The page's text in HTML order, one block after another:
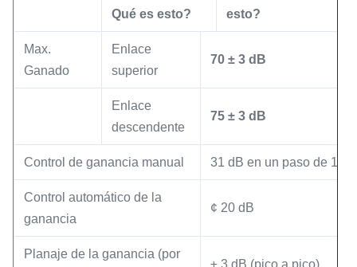
Qué es esto?
esto?
Max.
Ganado
Enlace
superior
70 ± 3 dB
Enlace
descendente
75 ± 3 dB
Control de ganancia manual 31 dB en un paso de 1 dB
Control automático de la
ganancia
¢ 20 dB
Planaje de la ganancia (por
± 3 dB (pico a pico)